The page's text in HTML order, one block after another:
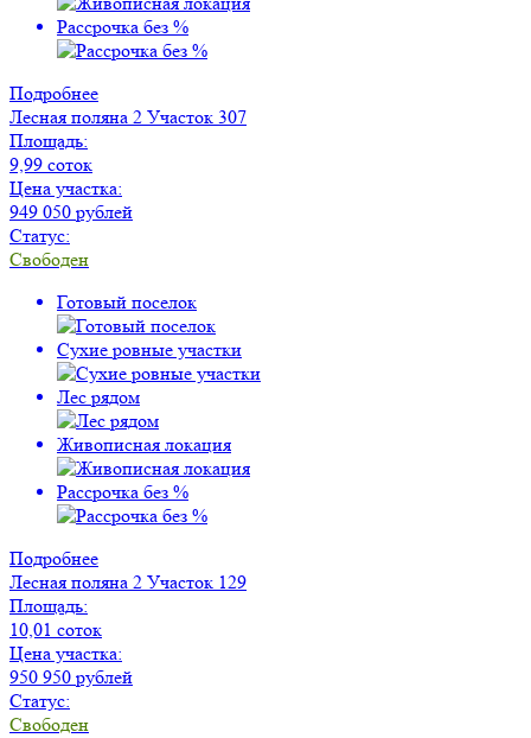
Рассрочка без %
Подробнее
Лесная поляна 2 Участок 307
Площадь:
9,99 соток
Цена участка:
949 050 рублей
Статус:
Свободен
Готовый поселок
Сухие ровные участки
Лес рядом
Живописная локация
Рассрочка без %
Подробнее
Лесная поляна 2 Участок 129
Площадь:
10,01 соток
Цена участка:
950 950 рублей
Статус:
Свободен